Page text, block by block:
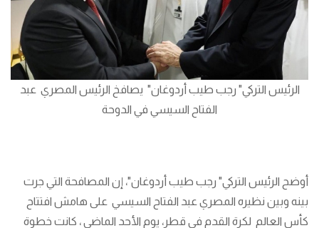
الرئيس التركي" رجب طيب أردوغان" يصافخ الرئيس المصري عبد
الفتاح السيسي في الدوحة
أوضح الرئيس التركي" رجب طيب أردوغان"، إن المصافحة التي جرت
بينه وبين نظيره المصري عبد الفتاح السيسي على هامش افتتاح
كأس العالم لكرة القدم في قطر، يوم الأحد الماضي ، كانت خطوة